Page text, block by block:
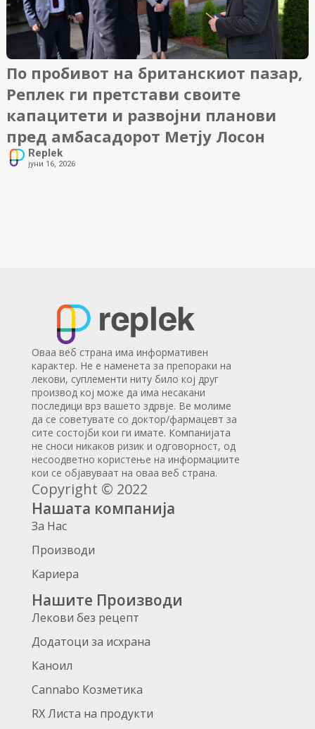
По пробивот на британскиот пазар,
Реплек ги претстави своите
капацитети и развојни планови
пред амбасадорот Метју Лосон
Replek
јуни 16, 2026
Оваа веб страна има информативен
карактер. Не е наменета за препораки на
лекови, суплементи ниту било кој друг
производ кој може да има несакани
последици врз вашето здрвје. Ве молиме
да се советувате со доктор/фармацевт за
сите состојби кои ги имате. Компанијата
не сноси никаков ризик и одговорност, од
несоодветно користење на информациите
кои се објавуваат на оваа веб страна.
Copyright © 2022
Нашата компанија
За Нас
Производи
Кариера
Нашите Производи
Лекови без рецепт
Додатоци за исхрана
Каноил
Cannabo Козметика
RX Листа на продукти